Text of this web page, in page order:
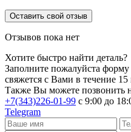
Оставить свой отзыв
Отзывов пока нет
Хотите быстро найти деталь?
Заполните пожалуйста
свяжется с Вами в течение 15
Также Вы можете позвонить
+7(343)226-01-99 с 9:00 до
Telegram